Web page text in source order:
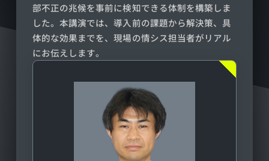
部不正の兆候を事前に検知できる体制を構築しま
した。本講演では、導入前の課題から解決策、具
体的な効果までを、現場の情シス担当者がリアル
にお伝えします。